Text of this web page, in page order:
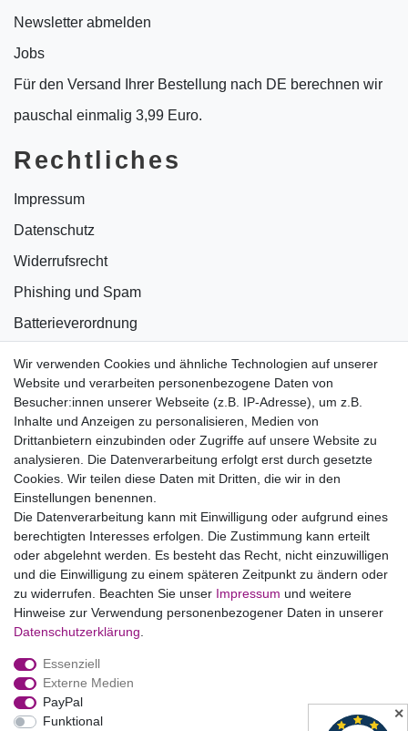
Wir verwenden Cookies und ähnliche Technologien auf unserer
Website und verarbeiten personenbezogene Daten von
Besucher:innen unserer Webseite (z.B. IP-Adresse), um z.B.
Inhalte und Anzeigen zu personalisieren, Medien von
Drittanbietern einzubinden oder Zugriffe auf unsere Website zu
analysieren. Die Datenverarbeitung erfolgt erst durch gesetzte
Cookies. Wir teilen diese Daten mit Dritten, die wir in den
Einstellungen benennen.
Die Datenverarbeitung kann mit Einwilligung oder aufgrund eines
berechtigten Interesses erfolgen. Die Zustimmung kann erteilt
oder abgelehnt werden. Es besteht das Recht, nicht einzuwilligen
und die Einwilligung zu einem späteren Zeitpunkt zu ändern oder
zu widerrufen. Beachten Sie unser Impressum und weitere
Hinweise zur Verwendung personenbezogener Daten in unserer
Daten­schutz­erklärung
Essenziell
Externe Medien
PayPal
Funktional
Newsletter abmelden
Jobs
Für den Versand Ihrer Bestellung nach DE berechnen wir
pauschal einmalig 3,99 Euro.
Rechtliches
Impressum
Datenschutz
Widerrufsrecht
Phishing und Spam
Batterieverordnung
Bildnachweise
AGB
Vertrag widerrufen
B2BKunden
Zum Händlerbereich
PrivatKunden
Neukundenanmeldung
Mein Konto
Zahlung & Versand ✕